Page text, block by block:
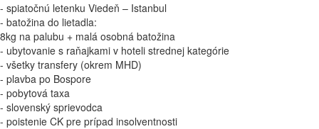
- spiatočnú letenku Viedeň – Istanbul
- batožina do lietadla:
8kg na palubu + malá osobná batožina
- ubytovanie s raňajkami v hoteli strednej kategórie
- všetky transfery (okrem MHD)
- plavba po Bospore
- pobytová taxa
- slovenský sprievodca
- poistenie CK pre prípad insolventnosti